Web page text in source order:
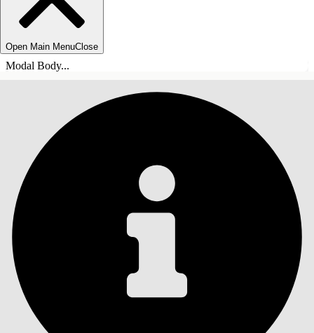
Open Main MenuClose
Modal Body...
ÍNDICE